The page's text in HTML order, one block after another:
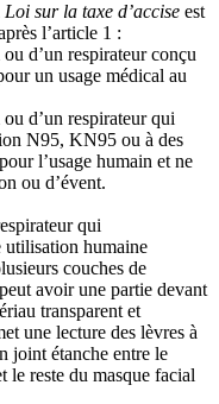
Loi sur la taxe d’accise est
l’article 1 :
d’un respirateur conçu
un usage médical au
d’un respirateur qui
N95, KN95 ou à des
l’usage humain et ne
ou d’évent.
qui
utilisation humaine
couches de
avoir une partie devant
transparent et
une lecture des lèvres à
joint étanche entre le
le reste du masque facial